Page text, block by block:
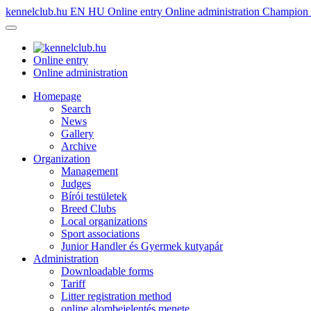
kennelclub.hu EN HU Online entry Online administration Champion
Online entry
Online administration
Homepage
Search
News
Gallery
Archive
Organization
Management
Judges
Bírói testületek
Breed Clubs
Local organizations
Sport associations
Junior Handler és Gyermek kutyapár
Administration
Downloadable forms
Tariff
Litter registration method
online alombejelentés menete